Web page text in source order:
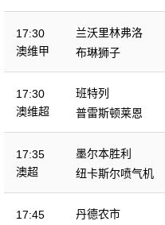
17:30
澳维甲
兰沃里林弗洛
布琳狮子
17:30
澳维超
班特列
普雷斯顿莱恩
17:35
澳超
墨尔本胜利
纽卡斯尔喷气机
17:45
丹德农市